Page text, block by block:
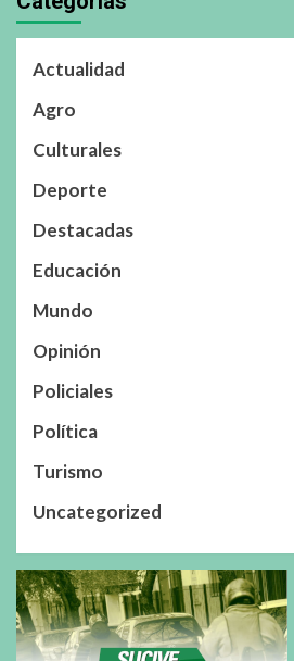
Actualidad
Agro
Culturales
Deporte
Destacadas
Educación
Mundo
Opinión
Policiales
Política
Turismo
Uncategorized